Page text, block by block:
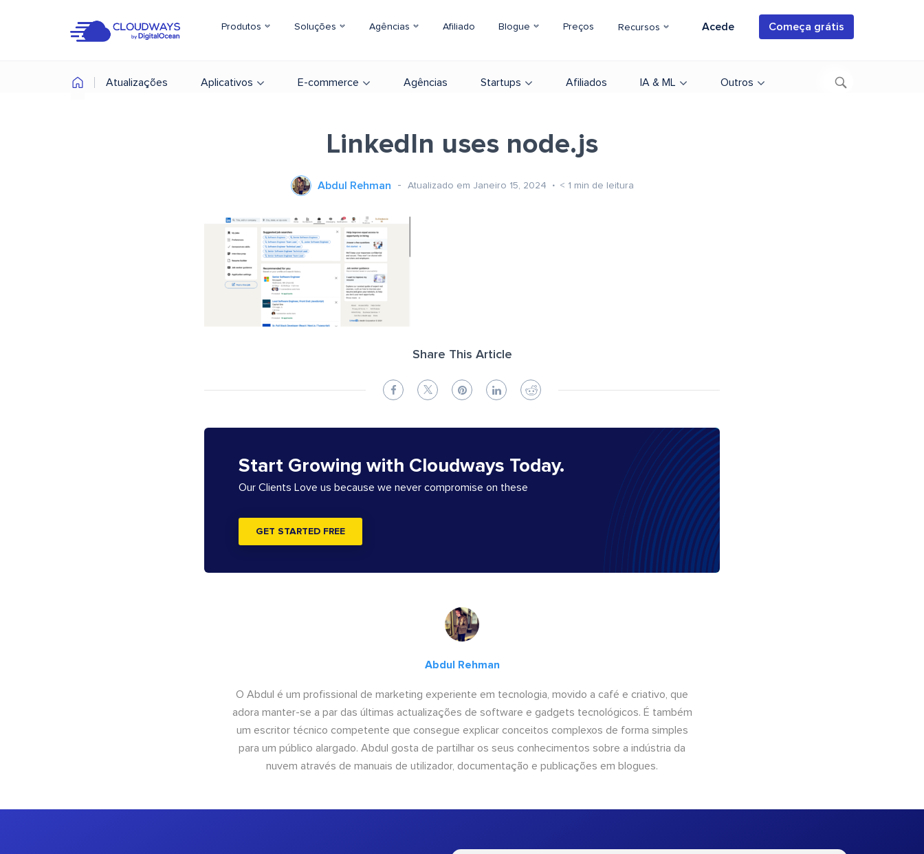
Produtos Soluções Agências Afiliado Blogue Preços Recursos Acede Começa grátis
Atualizações Aplicativos E-commerce Agências Startups Afiliados IA & ML Outros
LinkedIn uses node.js
Abdul Rehman Atualizado em Janeiro 15, 2024 < 1 min de leitura
Share This Article
Start Growing with Cloudways Today.
Our Clients Love us because we never compromise on these
GET STARTED FREE
Abdul Rehman
O Abdul é um profissional de marketing experiente em tecnologia, movido a café e criativo, que
adora manter-se a par das últimas actualizações de software e gadgets tecnológicos. É também
um escritor técnico competente que consegue explicar conceitos complexos de forma simples
para um público alargado. Abdul gosta de partilhar os seus conhecimentos sobre a indústria da
nuvem através de manuais de utilizador, documentação e publicações em blogues.